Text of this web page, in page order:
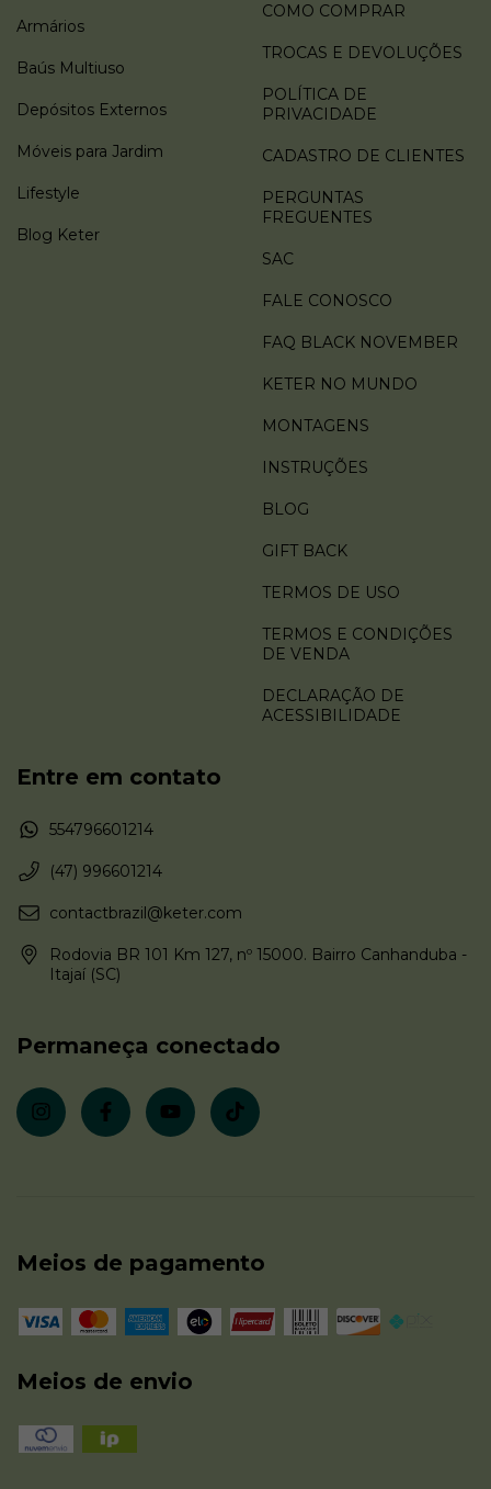
Armários
Baús Multiuso
Depósitos Externos
Móveis para Jardim
Lifestyle
Blog Keter
COMO COMPRAR
TROCAS E DEVOLUÇÕES
POLÍTICA DE
PRIVACIDADE
CADASTRO DE CLIENTES
PERGUNTAS
FREGUENTES
SAC
FALE CONOSCO
FAQ BLACK NOVEMBER
KETER NO MUNDO
MONTAGENS
INSTRUÇÕES
BLOG
GIFT BACK
TERMOS DE USO
TERMOS E CONDIÇÕES
DE VENDA
DECLARAÇÃO DE
ACESSIBILIDADE
Entre em contato
554796601214
(47) 996601214
contactbrazil@keter.com
Rodovia BR 101 Km 127, nº 15000. Bairro Canhanduba -
Itajaí (SC)
Permaneça conectado
Meios de pagamento
Meios de envio